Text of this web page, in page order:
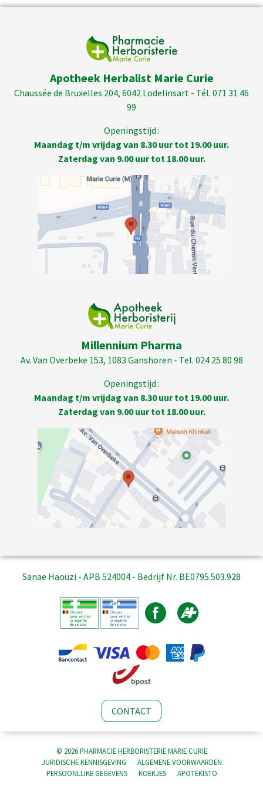
Apotheek Herbalist Marie Curie
Chaussée de Bruxelles 204, 6042 Lodelinsart - Tél. 071 31 46
99
Openingstijd :
Maandag t/m vrijdag van 8.30 uur tot 19.00 uur.
Zaterdag van 9.00 uur tot 18.00 uur.
Millennium Pharma
Av. Van Overbeke 153, 1083 Ganshoren - Tel. 024 25 80 98
Openingstijd :
Maandag t/m vrijdag van 8.30 uur tot 19.00 uur.
Zaterdag van 9.00 uur tot 18.00 uur.
Sanae Haouzi - APB 524004 - Bedrijf Nr. BE0795.503.928
CONTACT
© 2026 PHARMACIE HERBORISTERIE MARIE CURIE
JURIDISCHE KENNISGEVING
ALGEMENE VOORWAARDEN
PERSOONLIJKE GEGEVENS
KOEKJES APOTEKISTO